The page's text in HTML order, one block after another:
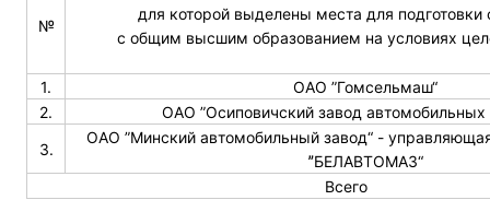
№
для которой выделены места для подготовки
с общим высшим образованием на условиях
1.
ОАО ”Гомсельмаш“
2.
ОАО ”Осиповичский завод автомобильных
3.
ОАО ”Минский автомобильный завод“ -
ˮБЕЛАВТОМАЗ“
Всего